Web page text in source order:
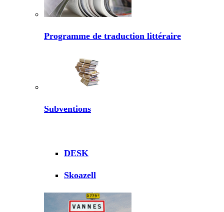
Programme de traduction littéraire
Subventions
DESK
Skoazell